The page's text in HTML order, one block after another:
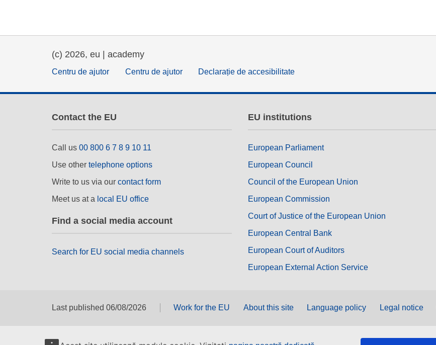
(c) 2026, eu | academy
Centru de ajutor Centru de ajutor Declarație de accesibilitate
Contact the EU
Call us 00 800 6 7 8 9 10 11
Use other telephone options
Write to us via our contact form
Meet us at a local EU office
Find a social media account
Search for EU social media channels
EU institutions
European Parliament
European Council
Council of the European Union
European Commission
Court of Justice of the European Union
European Central Bank
European Court of Auditors
European External Action Service
Last published 06/08/2026 Work for the EU About this site Language policy Legal notice